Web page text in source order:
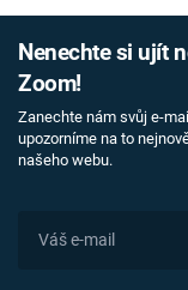
Nenechte si ujít
Zoom!
Zanechte nám svůj e-
upozorníme na to
našeho webu.